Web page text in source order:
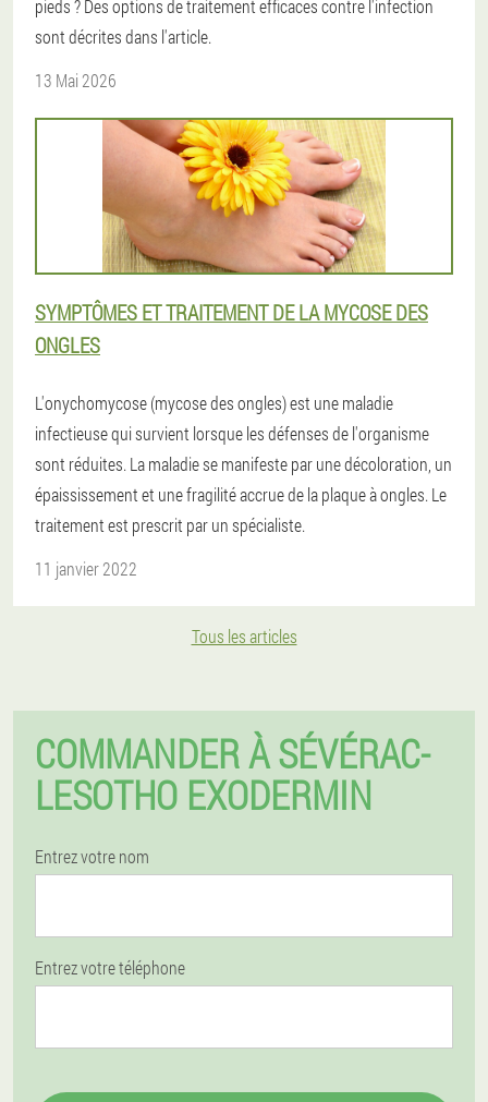
pieds ? Des options de traitement efficaces contre l'infection
sont décrites dans l'article.
13 Mai 2026
SYMPTÔMES ET TRAITEMENT DE LA MYCOSE DES
ONGLES
L'onychomycose (mycose des ongles) est une maladie
infectieuse qui survient lorsque les défenses de l'organisme
sont réduites. La maladie se manifeste par une décoloration, un
épaississement et une fragilité accrue de la plaque à ongles. Le
traitement est prescrit par un spécialiste.
11 janvier 2022
Tous les articles
COMMANDER À SÉVÉRAC-
LESOTHO EXODERMIN
Entrez votre nom
Entrez votre téléphone